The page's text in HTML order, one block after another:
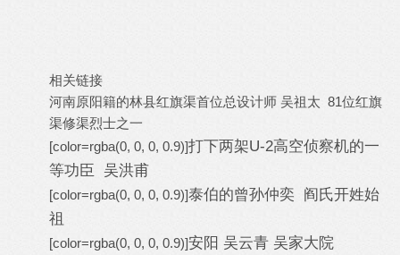
相关链接
河南原阳籍的林县红旗渠首位总设计师 吴祖太 81位红旗
渠修渠烈士之一
[color=rgba(0, 0, 0, 0.9)]打下两架U-2高空侦察机的一
等功臣 吴洪甫
[color=rgba(0, 0, 0, 0.9)]泰伯的曾孙仲奕 阎氏开姓始
祖
[color=rgba(0, 0, 0, 0.9)]安阳 吴云青 吴家大院